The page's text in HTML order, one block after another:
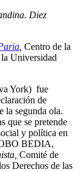
Diez
Centro de la
Universidad
York) fue
de
la segunda ola.
que se pretende
y política en
BEDIA,
Comité de
Derechos de las